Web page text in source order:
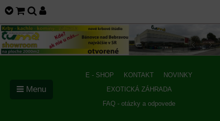
E - SHOP KONTAKT
NOVINKY
EXOTICKÁ ZÁHRADA
FAQ - otázky a odpovede
Menu